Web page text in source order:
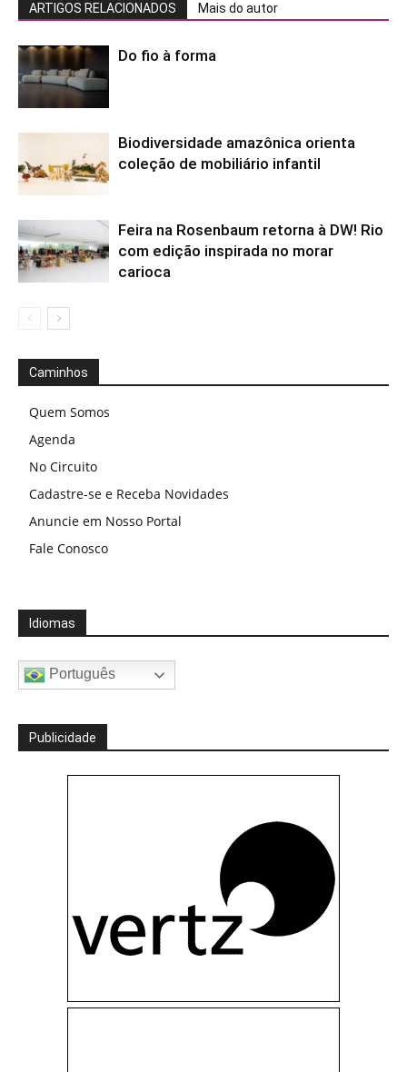
ARTIGOS RELACIONADOS Mais do autor
Do fio à forma
Biodiversidade amazônica orienta
coleção de mobiliário infantil
Feira na Rosenbaum retorna à DW! Rio
com edição inspirada no morar
carioca
Caminhos
Quem Somos
Agenda
No Circuito
Cadastre-se e Receba Novidades
Anuncie em Nosso Portal
Fale Conosco
Idiomas
Português
Publicidade